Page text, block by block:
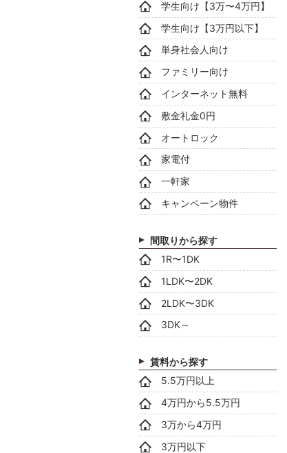
学生向け【3万〜4万円】
学生向け【3万円以下】
単身社会人向け
ファミリー向け
インターネット無料
敷金礼金0円
オートロック
家電付
一軒家
キャンペーン物件
間取りから探す
1R〜1DK
1LDK〜2DK
2LDK〜3DK
3DK～
賃料から探す
5.5万円以上
4万円から5.5万円
3万から4万円
3万円以下